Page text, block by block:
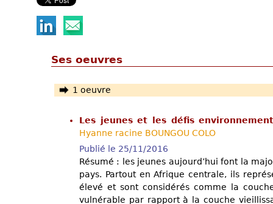
Ses oeuvres
1 oeuvre
Les jeunes et les défis
Hyanne racine BOUNGOU COLO
Publié le 25/11/2016
Résumé : les jeunes aujourd’hui font la
pays. Partout en Afrique centrale, ils
élevé et sont considérés comme la
vulnérable par rapport à la couche